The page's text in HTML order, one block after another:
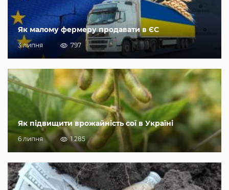
Як малому фермеру продавати в ЄС
3 липня 797
Як підвищити врожайність сої в Україні
6 липня 1 285